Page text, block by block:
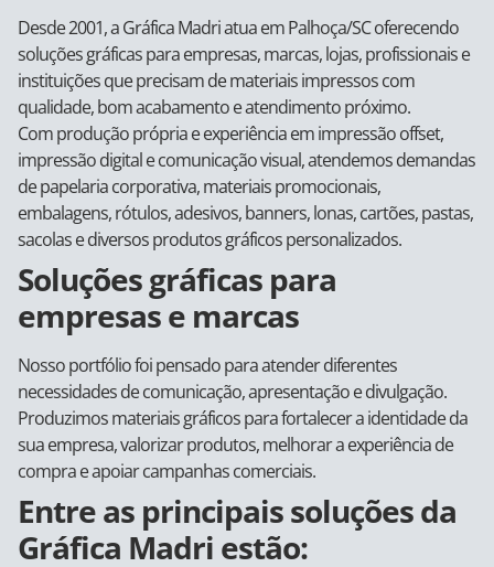
Desde 2001, a Gráfica Madri atua em Palhoça/SC oferecendo
soluções gráficas para empresas, marcas, lojas, profissionais e
instituições que precisam de materiais impressos com
qualidade, bom acabamento e atendimento próximo.
Com produção própria e experiência em impressão offset,
impressão digital e comunicação visual, atendemos demandas
de papelaria corporativa, materiais promocionais,
embalagens, rótulos, adesivos, banners, lonas, cartões, pastas,
sacolas e diversos produtos gráficos personalizados.
Soluções gráficas para
empresas e marcas
Nosso portfólio foi pensado para atender diferentes
necessidades de comunicação, apresentação e divulgação.
Produzimos materiais gráficos para fortalecer a identidade da
sua empresa, valorizar produtos, melhorar a experiência de
compra e apoiar campanhas comerciais.
Entre as principais soluções da
Gráfica Madri estão: